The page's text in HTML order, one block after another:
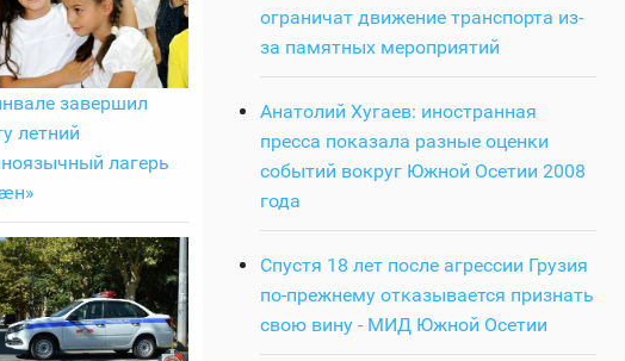
завершил
летний
лагерь
ограничат движение транспорта из-
за памятных мероприятий
Анатолий Хугаев: иностранная
пресса показала разные оценки
событий вокруг Южной Осетии 2008
года
Спустя 18 лет после агрессии Грузия
по-прежнему отказывается признать
свою вину - МИД Южной Осетии